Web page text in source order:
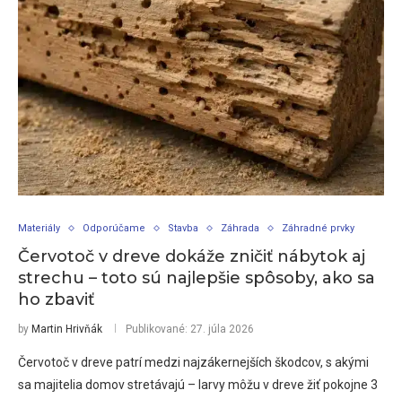
Materiály Odporúčame Stavba Záhrada Záhradné prvky
Červotoč v dreve dokáže zničiť nábytok aj
strechu – toto sú najlepšie spôsoby, ako sa
ho zbaviť
by Martin Hrivňák Publikované: 27. júla 2026
Červotoč v dreve patrí medzi najzákernejších škodcov, s akými
sa majitelia domov stretávajú – larvy môžu v dreve žiť pokojne 3